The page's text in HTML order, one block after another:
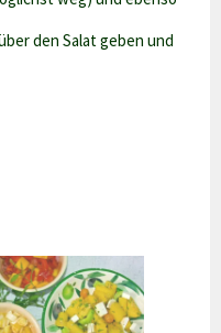
den Salat geben und